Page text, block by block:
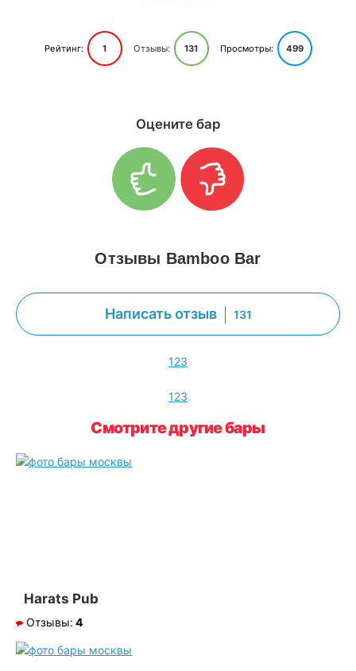
Рейтинг: 1 Отзывы: 131 Просмотры: 499
Оцените бар
Отзывы Bamboo Bar
Написать отзыв 131
123
123
Смотрите другие бары
Harats Pub
Отзывы: 4